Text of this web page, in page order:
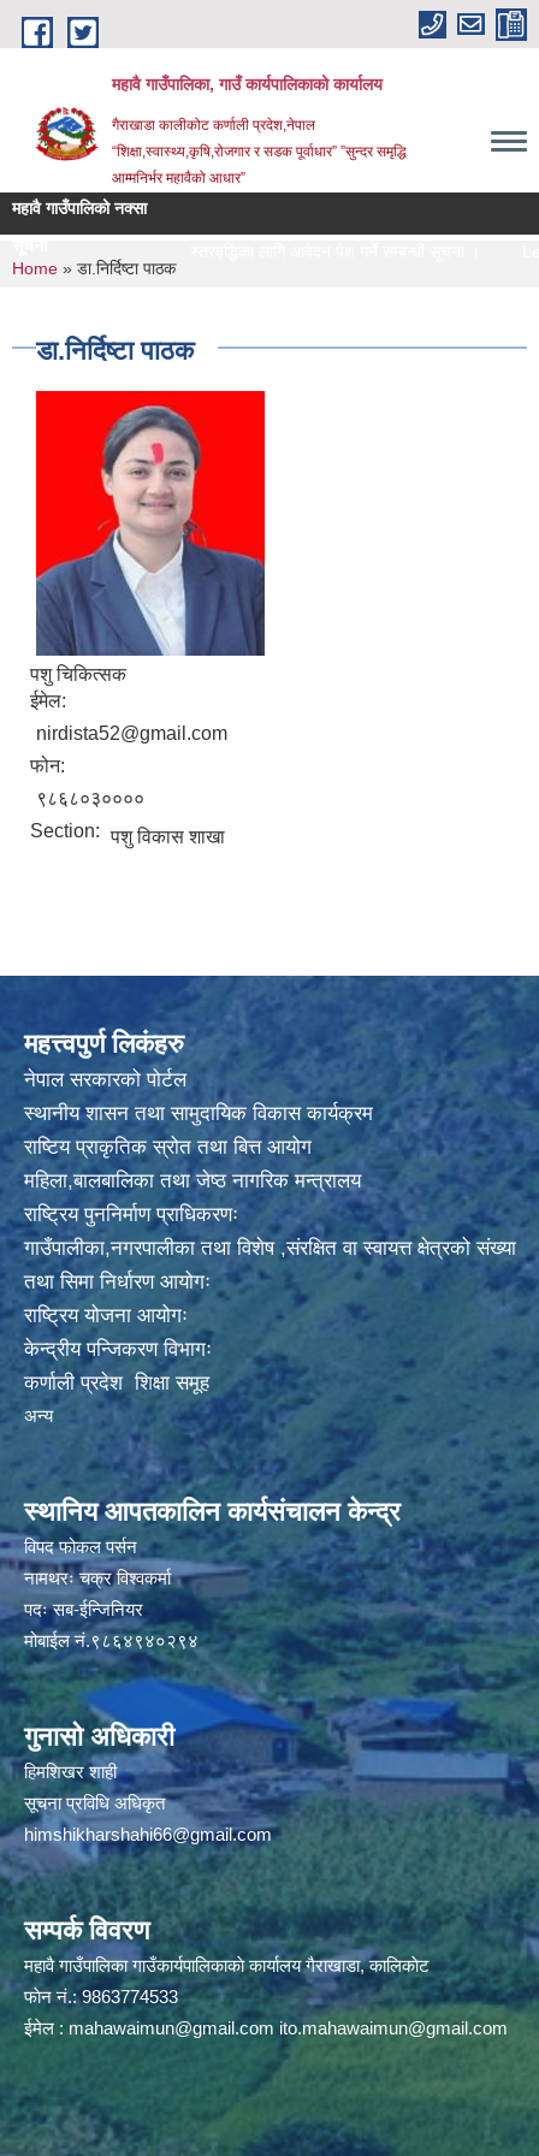
Skip to main content
महावै गाउँपालिका, गाउँ कार्यपालिकाको कार्यालय
गैराखाडा कालीकोट कर्णाली प्रदेश,नेपाल
“शिक्षा,स्वास्थ्य,कृषि,रोजगार र सडक पूर्वाधार” ”सुन्दर समृद्धि
आम्मनिर्भर महावैको आधार”
महावै गाउँपालिको नक्सा
You are here
Home » डा.निर्दिष्टा पाठक
डा.निर्दिष्टा पाठक
पशु चिकित्सक
ईमेल:
nirdista52@gmail.com
फोन:
९८६८०३००००
Section: पशु विकास शाखा
महत्त्वपुर्ण लिकंहरु
नेपाल सरकारको पोर्टल
स्थानीय शासन तथा सामुदायिक विकास कार्यक्रम
राष्टिय प्राकृतिक स्रोत तथा बित्त आयोग
महिला,बालबालिका तथा जेष्ठ नागरिक मन्त्रालय
राष्ट्रिय पुननिर्माण प्राधिकरणः
गाउँपालीका,नगरपालीका तथा विशेष ,संरक्षित वा स्वायत्त क्षेत्रको संख्या
तथा सिमा निर्धारण आयोगः
राष्ट्रिय योजना आयोगः
केन्द्रीय पन्जिकरण विभागः
कर्णाली प्रदेश शिक्षा समूह
अन्य
स्थानिय आपतकालिन कार्यसंचालन केन्द्र
विपद फोकल पर्सन
नामथरः चक्र विश्वकर्मा
पदः सब-ईन्जिनियर
मोबाईल नं.९८६४९४०२९४
गुनासो अधिकारी
हिमशिखर शाही
सूचना प्रविधि अधिकृत
himshikharshahi66@gmail.com
सम्पर्क विवरण
महावै गाउँपालिका गाउँकार्यपालिकाकाे कार्यालय गैराखाडा, कालिकाेट
फाेन नं.: 9863774533
ईमेल : mahawaimun@gmail.com ito.mahawaimun@gmail.com